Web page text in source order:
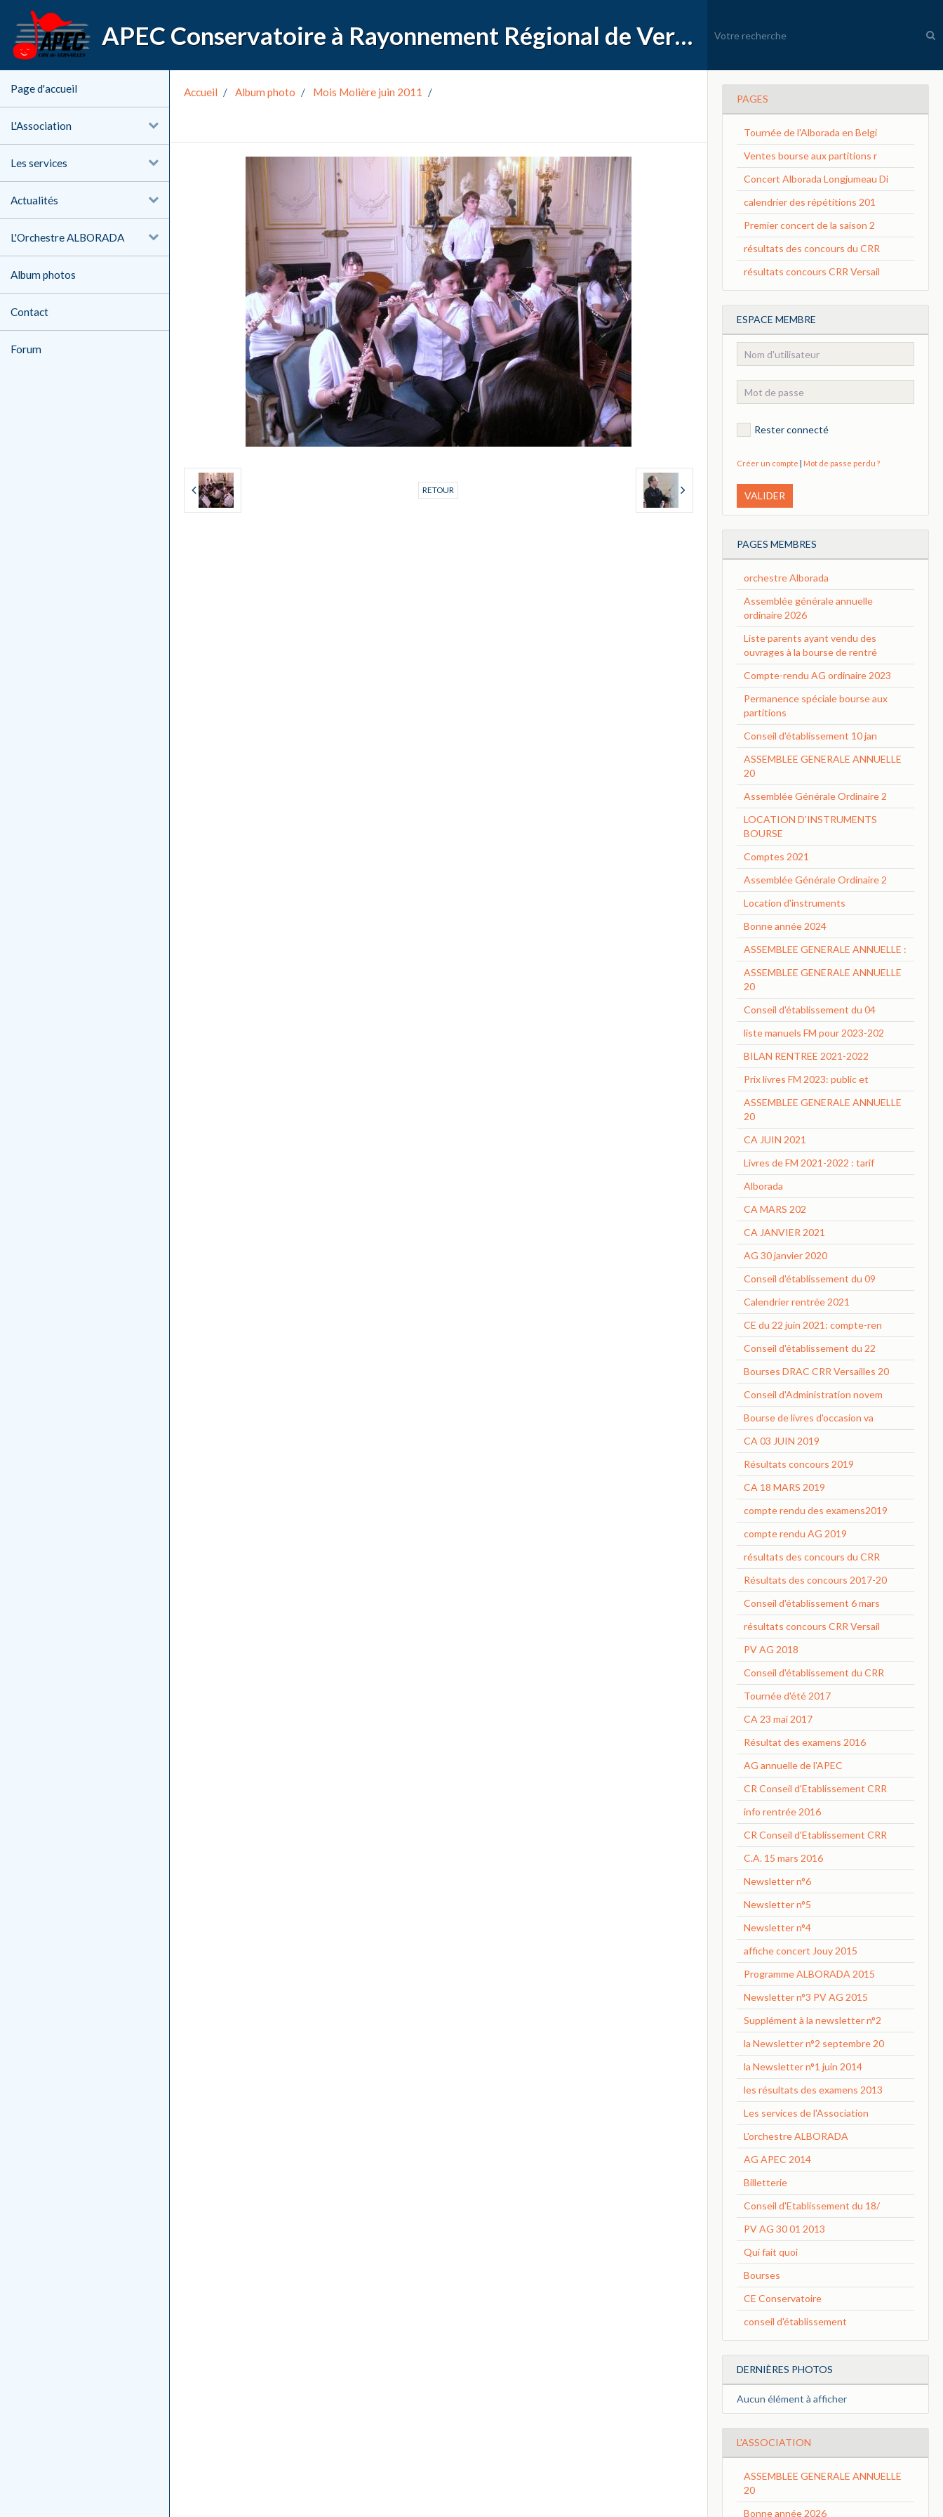
APEC Conservatoire à Rayonnement Régional de Versailles Grand Parc
Page d'accueil
L'Association
Les services
Actualités
L'Orchestre ALBORADA
Album photos
Contact
Forum
Accueil Album photo Mois Molière juin 2011
RETOUR
PAGES
Tournée de l'Alborada en Belgi
Ventes bourse aux partitions r
Concert Alborada Longjumeau Di
calendrier des répétitions 201
Premier concert de la saison 2
résultats des concours du CRR
résultats concours CRR Versail
ESPACE MEMBRE
Rester connecté
Créer un compte | Mot de passe perdu ?
VALIDER
PAGES MEMBRES
orchestre Alborada
Assemblée générale annuelle
ordinaire 2026
Liste parents ayant vendu des
ouvrages à la bourse de rentré
Compte-rendu AG ordinaire 2023
Permanence spéciale bourse aux
partitions
Conseil d'établissement 10 jan
ASSEMBLEE GENERALE ANNUELLE
20
Assemblée Générale Ordinaire 2
LOCATION D'INSTRUMENTS
BOURSE
Comptes 2021
Assemblée Générale Ordinaire 2
Location d'instruments
Bonne année 2024
ASSEMBLEE GENERALE ANNUELLE :
ASSEMBLEE GENERALE ANNUELLE
20
Conseil d'établissement du 04
liste manuels FM pour 2023-202
BILAN RENTREE 2021-2022
Prix livres FM 2023: public et
ASSEMBLEE GENERALE ANNUELLE
20
CA JUIN 2021
Livres de FM 2021-2022 : tarif
Alborada
CA MARS 202
CA JANVIER 2021
AG 30 janvier 2020
Conseil d'établissement du 09
Calendrier rentrée 2021
CE du 22 juin 2021: compte-ren
Conseil d'établissement du 22
Bourses DRAC CRR Versailles 20
Conseil d'Administration novem
Bourse de livres d'occasion va
CA 03 JUIN 2019
Résultats concours 2019
CA 18 MARS 2019
compte rendu des examens2019
compte rendu AG 2019
résultats des concours du CRR
Résultats des concours 2017-20
Conseil d'établissement 6 mars
résultats concours CRR Versail
PV AG 2018
Conseil d'établissement du CRR
Tournée d'été 2017
CA 23 mai 2017
Résultat des examens 2016
AG annuelle de l'APEC
CR Conseil d'Etablissement CRR
info rentrée 2016
CR Conseil d'Etablissement CRR
C.A. 15 mars 2016
Newsletter n°6
Newsletter n°5
Newsletter n°4
affiche concert Jouy 2015
Programme ALBORADA 2015
Newsletter n°3 PV AG 2015
Supplément à la newsletter n°2
la Newsletter n°2 septembre 20
la Newsletter n°1 juin 2014
les résultats des examens 2013
Les services de l'Association
L'orchestre ALBORADA
AG APEC 2014
Billetterie
Conseil d'Etablissement du 18/
PV AG 30 01 2013
Qui fait quoi
Bourses
CE Conservatoire
conseil d'établissement
DERNIÈRES PHOTOS
Aucun élément à afficher
L'ASSOCIATION
ASSEMBLEE GENERALE ANNUELLE
20
Bonne année 2026